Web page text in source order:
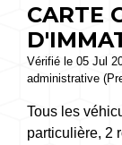
CARTE
Vérifié le 05 Jul
administrative
Tous les
particulière, 2